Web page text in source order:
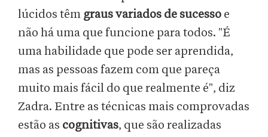
lúcidos têm graus variados de sucesso e
não há uma que funcione para todos. "É
uma habilidade que pode ser aprendida,
mas as pessoas fazem com que pareça
muito mais fácil do que realmente é", diz
Zadra. Entre as técnicas mais comprovadas
estão as cognitivas, que são realizadas